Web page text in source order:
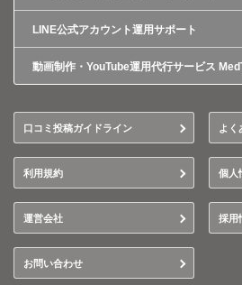
LINE公式アカウント運用サポート
動画制作・YouTube運用代行サービス
口コミ投稿ガイドライン よく
利用規約 個人
運営会社 採用
お問い合わせ